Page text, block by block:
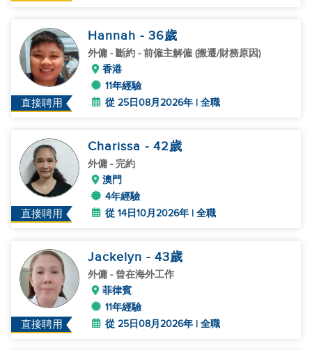
直接聘用
Hannah - 36歲
外傭 - 斷約 - 前僱主解僱 (搬遷/財務原因)
香港
11年經驗
從 25日08月2026年 | 全職
直接聘用
Charissa - 42歲
外傭 - 完約
澳門
4年經驗
從 14日10月2026年 | 全職
直接聘用
Jackelyn - 43歲
外傭 - 曾在海外工作
菲律賓
11年經驗
從 25日08月2026年 | 全職